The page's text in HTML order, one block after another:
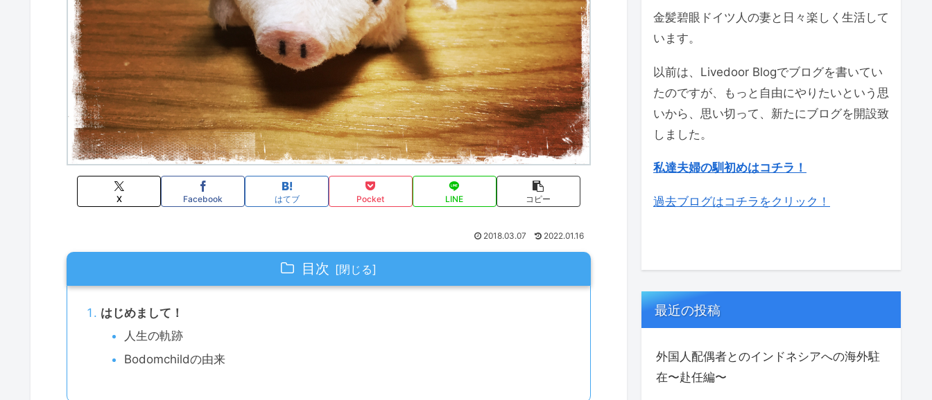
X Facebook はてブ Pocket LINE コピー
2018.03.07 2022.01.16
目次
はじめまして！
人生の軌跡
Bodomchildの由来
金髪碧眼ドイツ人の妻と日々楽しく生活して
います。
以前は、Livedoor Blogでブログを書いてい
たのですが、もっと自由にやりたいという思
いから、思い切って、新たにブログを開設致
しました。
私達夫婦の馴初めはコチラ！
過去ブログはコチラをクリック！
最近の投稿
外国人配偶者とのインドネシアへの海外駐
在〜赴任編〜